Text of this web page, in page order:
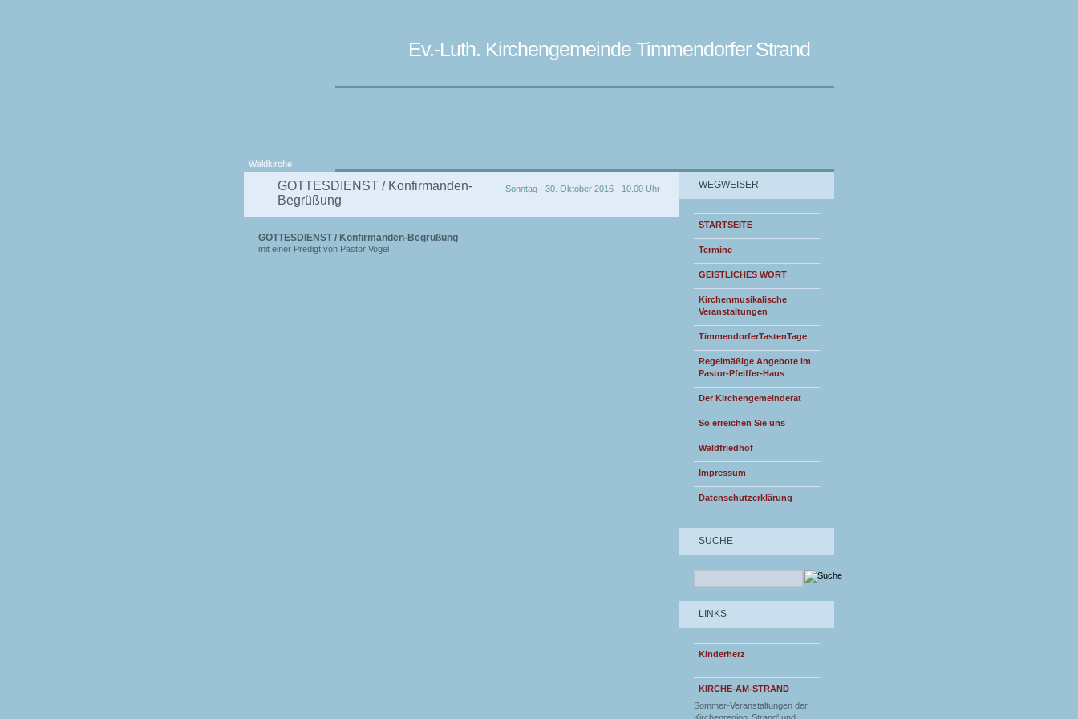
Ev.-Luth. Kirchengemeinde Timmendorfer Strand
Waldkirche
Sonntag - 30. Oktober 2016 - 10.00 Uhr
GOTTESDIENST / Konfirmanden-
Begrüßung
GOTTESDIENST / Konfirmanden-Begrüßung
mit einer Predigt von Pastor Vogel
WEGWEISER
STARTSEITE
Termine
GEISTLICHES WORT
Kirchenmusikalische
Veranstaltungen
TimmendorferTastenTage
Regelmäßige Angebote im
Pastor-Pfeiffer-Haus
Der Kirchengemeinderat
So erreichen Sie uns
Waldfriedhof
Impressum
Datenschutzerklärung
SUCHE
LINKS
Kinderherz
KIRCHE-AM-STRAND
Sommer-Veranstaltungen der